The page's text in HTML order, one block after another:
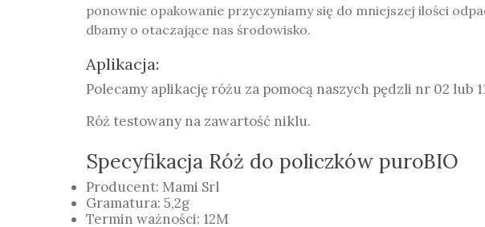
ponownie opakowanie przyczyniamy się do mniejszej ilości
dbamy o otaczające nas środowisko.
Aplikacja:
Polecamy aplikację różu za pomocą naszych pędzli nr 02 lub
Róż testowany na zawartość niklu.
Specyfikacja Róż do policzków puroBIO
Producent: Mami Srl
Gramatura: 5,2g
Termin ważności: 12M